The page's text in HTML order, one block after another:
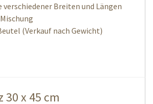
verschiedener Breiten und Längen
(Verkauf nach Gewicht)
x 45 cm